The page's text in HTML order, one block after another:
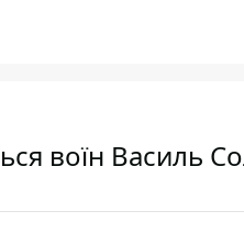
воїн Василь